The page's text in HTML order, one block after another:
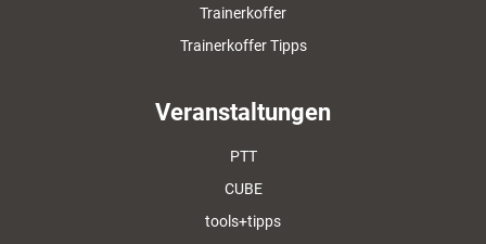
Trainerkoffer
Trainerkoffer Tipps
Veranstaltungen
PTT
CUBE
tools+tipps